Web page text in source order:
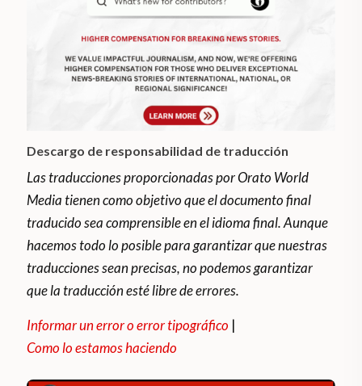
Descargo de responsabilidad de traducción
Las traducciones proporcionadas por Orato World
Media tienen como objetivo que el documento final
traducido sea comprensible en el idioma final. Aunque
hacemos todo lo posible para garantizar que nuestras
traducciones sean precisas, no podemos garantizar
que la traducción esté libre de errores.
Informar un error o error tipográfico |
Como lo estamos haciendo